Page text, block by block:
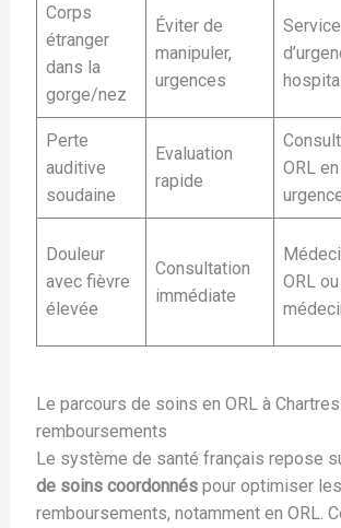
Corps
étranger
dans la
gorge/nez
Éviter de
manipuler,
urgences
Service
Perte
auditive
soudaine
Evaluation
rapide
ORL en
Douleur
avec fièvre
élevée
Consultation
immédiate
ORL
Le parcours de soins en ORL à
remboursements
Le système de santé français repose
de soins coordonnéspour optimiser les
remboursements, notamment en ORL.